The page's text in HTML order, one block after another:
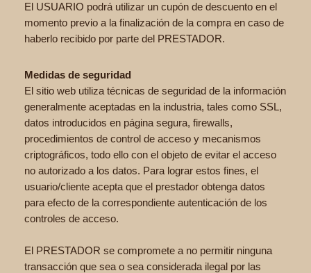
El USUARIO podrá utilizar un cupón de descuento en el
momento previo a la finalización de la compra en caso de
haberlo recibido por parte del PRESTADOR.
Medidas de seguridad
El sitio web utiliza técnicas de seguridad de la información
generalmente aceptadas en la industria, tales como SSL,
datos introducidos en página segura, firewalls,
procedimientos de control de acceso y mecanismos
criptográficos, todo ello con el objeto de evitar el acceso
no autorizado a los datos. Para lograr estos fines, el
usuario/cliente acepta que el prestador obtenga datos
para efecto de la correspondiente autenticación de los
controles de acceso.
El PRESTADOR se compromete a no permitir ninguna
transacción que sea o sea considerada ilegal por las